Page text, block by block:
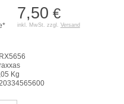
7,50 €
inkl. MwSt. zzgl. Versand
Kg